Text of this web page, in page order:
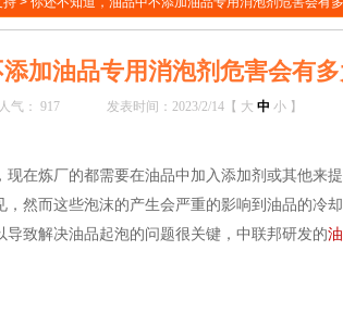
加油品专用消泡剂危害会有
人气： 917 发表时间：2023/2/14【 大 中 小 】
在炼厂的都需要在油品中加入添加剂或其他来
然而这些泡沫的产生会严重的影响到油品的冷
致解决油品起泡的问题很关键，中联邦研发的